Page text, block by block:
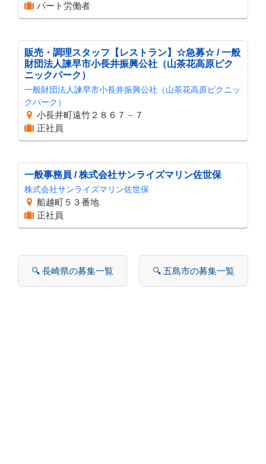
パート労働者
販売・調理スタッフ【レストラン】☆急募☆ / 一般
財団法人諫早市小長井振興公社（山茶花高原ピク
ニックパーク）
一般財団法人諫早市小長井振興公社（山茶花高原ピクニッ
クパーク）
小長井町遠竹２８６７－７
正社員
一般事務員 / 株式会社サンライズマリン佐世保
株式会社サンライズマリン佐世保
船越町５３番地
正社員
🔍 長崎県の募集一覧 🔍 五島市の募集一覧